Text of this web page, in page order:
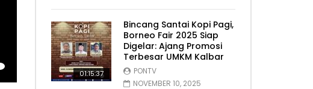
01:15:37
Bincang Santai Kopi Pagi,
Borneo Fair 2025 Siap
Digelar: Ajang Promosi
Terbesar UMKM Kalbar
PONTV
NOVEMBER 10, 2025